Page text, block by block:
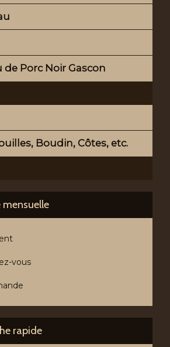
Porc Noir Gascon
Boudin, Côtes, etc.
mensuelle
vous
rapide